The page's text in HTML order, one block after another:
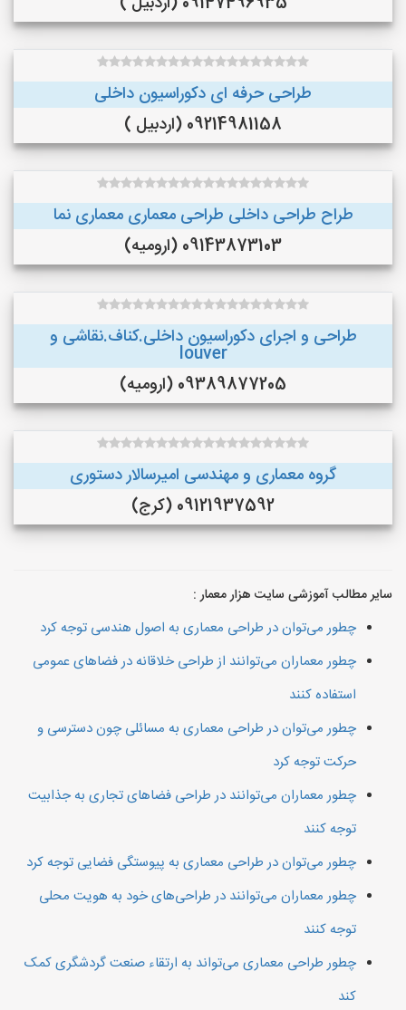
طراحی حرفه ای دکوراسیون داخلی
09214981158 (اردبیل )
طراح طراحی داخلی طراحی معماری معماری نما
09143873103 (ارومیه)
طراحی و اجرای دکوراسیون داخلی.کناف.نقاشی و
louver
09389877205 (ارومیه)
گروه معماری و مهندسی امیرسالار دستوری
09121937592 (کرج)
سایر مطالب آموزشی سایت هزار معمار :
چطور می‌توان در طراحی معماری به اصول هندسی توجه کرد
چطور معماران می‌توانند از طراحی خلاقانه در فضاهای عمومی
استفاده کنند
چطور می‌توان در طراحی معماری به مسائلی چون دسترسی و
حرکت توجه کرد
چطور معماران می‌توانند در طراحی فضاهای تجاری به جذابیت
توجه کنند
چطور می‌توان در طراحی معماری به پیوستگی فضایی توجه کرد
چطور معماران می‌توانند در طراحی‌های خود به هویت محلی
توجه کنند
چطور طراحی معماری می‌تواند به ارتقاء صنعت گردشگری کمک
کند